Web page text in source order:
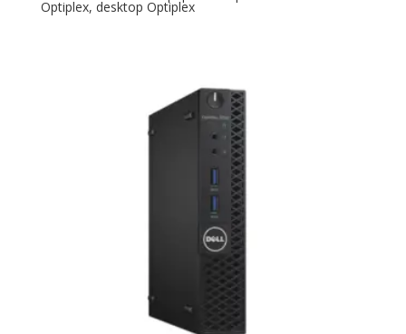
Optiplex, desktop Optiplex